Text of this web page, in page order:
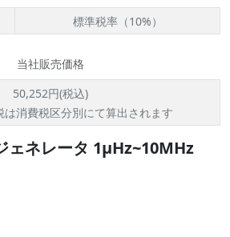
標準税率（10%）
当社販売価格
50,252円(税込)
消費税区分別にて算出されます
ェネレータ 1μHz~10MHz